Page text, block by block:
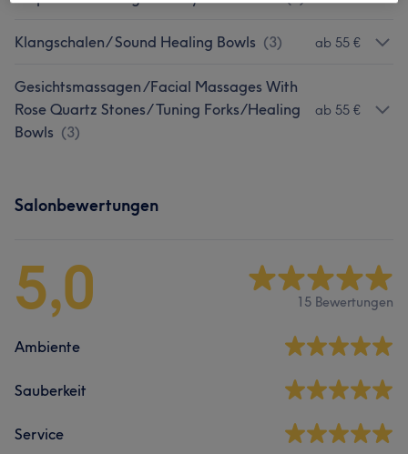
Klangschalen/ Sound Healing Bowls (3) ab 55 €
Gesichtsmassagen /Facial Massages With
Rose Quartz Stones/ Tuning Forks/Healing
Bowls (3)
ab 55 €
Salonbewertungen
5,0 15 Bewertungen
Ambiente
Sauberkeit
Service